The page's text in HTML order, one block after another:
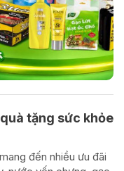
tặng sức khỏe
đến nhiều ưu đãi